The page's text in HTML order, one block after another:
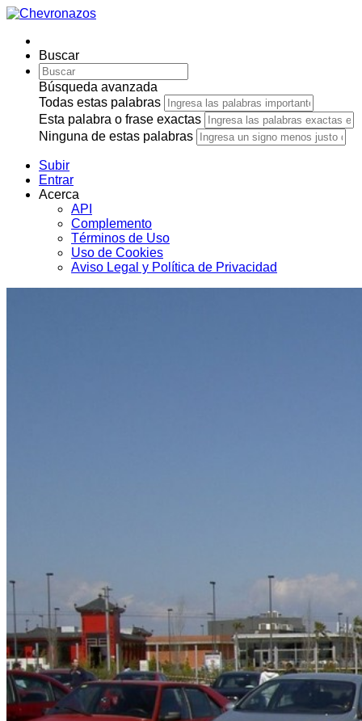
Buscar
Búsqueda avanzada
Todas estas palabras
Esta palabra o frase exactas
Ninguna de estas palabras
Subir
Entrar
Acerca
API
Complemento
Términos de Uso
Uso de Cookies
Aviso Legal y Política de Privacidad